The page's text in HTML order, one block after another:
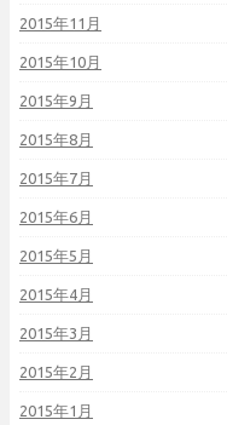
2015年11月
2015年10月
2015年9月
2015年8月
2015年7月
2015年6月
2015年5月
2015年4月
2015年3月
2015年2月
2015年1月